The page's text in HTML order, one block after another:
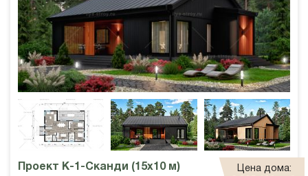
Проект К-1-Сканди (15х10 м)
Цена дома: